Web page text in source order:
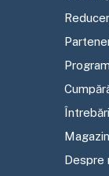
Magazin
Despre